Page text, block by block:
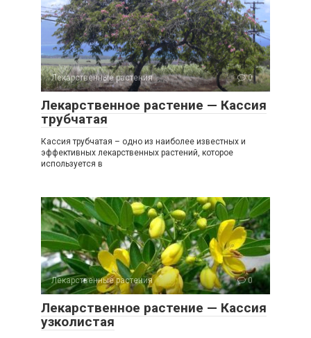
Лекарственные растения 0
Лекарственное растение — Кассия
трубчатая
Кассия трубчатая – одно из наиболее известных и
эффективных лекарственных растений, которое
используется в
Лекарственные растения 0
Лекарственное растение — Кассия
узколистая